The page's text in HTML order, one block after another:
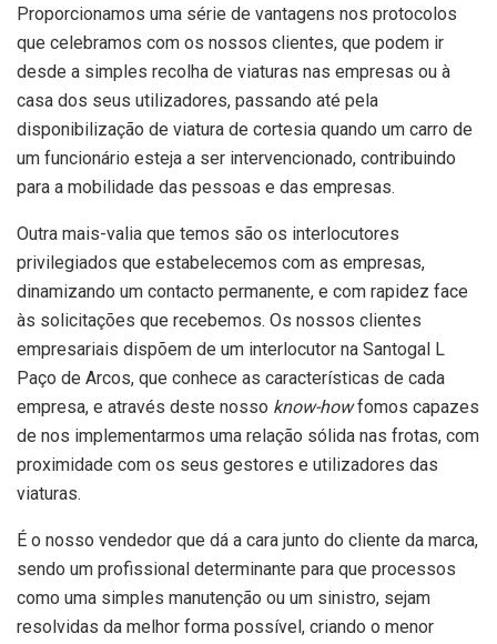
Proporcionamos uma série de vantagens nos protocolos
que celebramos com os nossos clientes, que podem ir
desde a simples recolha de viaturas nas empresas ou à
casa dos seus utilizadores, passando até pela
disponibilização de viatura de cortesia quando um carro de
um funcionário esteja a ser intervencionado, contribuindo
para a mobilidade das pessoas e das empresas.
Outra mais-valia que temos são os interlocutores
privilegiados que estabelecemos com as empresas,
dinamizando um contacto permanente, e com rapidez face
às solicitações que recebemos. Os nossos clientes
empresariais dispõem de um interlocutor na Santogal L
Paço de Arcos, que conhece as características de cada
empresa, e através deste nosso know-howfomos capazes
de nos implementarmos uma relação sólida nas frotas, com
proximidade com os seus gestores e utilizadores das
viaturas.
É o nosso vendedor que dá a cara junto do cliente da marca,
sendo um profissional determinante para que processos
como uma simples manutenção ou um sinistro, sejam
resolvidas da melhor forma possível, criando o menor